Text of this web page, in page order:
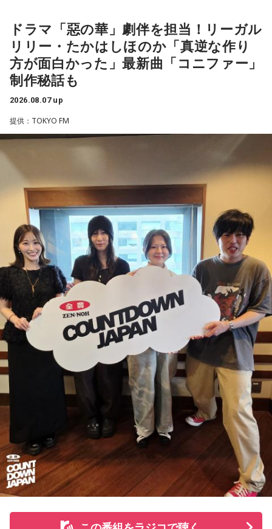
◎「中島健人イメージランキング」
街の人に調査したら、中島健人が1位にランクインしそうな
「ランキングのタイトルだけ」を送ってきてください。
＜例＞
・家の照明、指パッチンで消してそうランキング
・コンビニで「温めますか？」とか「レジ袋はいります
グ
・渋谷のギャル1000人に聴きました「愛用してるタブレット
端末めっちゃデカそう」ランキング
こんな感じで、中島健人を1位にランクインさせてください。
※ メールの件名は「ランキング」でお願いします。
■番組タイトル：ニッポン放送『中島健人のオールナイトニッ
ポン』
■放送日時：2026年8月14日（金） 25時～27時 （15日
（土）午前1時〜3時）
ニッポン放送をキーステーションに全国ネットで放送
■パーソナリティ：中島健人
■メールアドレス：
kenty@allnightnippon.com
■番組公式X：@Ann_Since1967
■番組ハッシュタグ：#中島健人ANN
盛りだくさんの内容でお届けする一夜限りの特別番組『中島
健人のオールナイトニッポン』は8月14日(金)25時からニッポ
ン放送をキーステーションに全国ネットで放送。
■募集メール
TVアニメ『逃げ上手の若君』第2期オープニングテーマ「鬼
事」。中島健人はこの「鬼事」を「日々のイラッとした出来
事」や「心がザワザワした、モヤモヤした事」を表す言葉と
してカジュアルに使っています。そんな、あなたの周りで起
きた「鬼事」を教えてください。
中島健人が、どう立ち回ればよかったのか手を差し伸べま
す。
※ メールの件名は「鬼事」でお願いします。
◎コーナー『人生アイズ相談ドラゴン』
「仕事場の上司、良い人なんだけどここが好きになれなく
て…」
「友人と遊んだ時に言われたあの一言がずっとモヤモヤして
「優柔不断な性格のせいで、こんな事が…」
あなたの人生相談を送ってください。その相談を受け、中島
健人が遊戯王の話をします。
※ メールの件名は「決闘」でお願いします。
◎「中島健人イメージランキング」
街の人に調査したら、中島健人が1位にランクインしそうな
「ランキングのタイトルだけ」を送ってきてください。
ドラマ「惡の華」劇伴を担当！リーガル
リリー・たかはしほのか「真逆な作り
方が面白かった」最新曲「コニファー」
制作秘話も
2026.08.07 up
提供：TOKYO FM